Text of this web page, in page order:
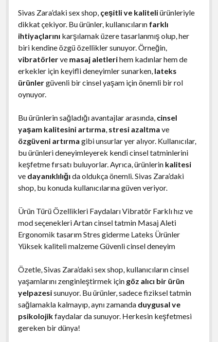
Sivas Zara’daki sex shop, çeşitli ve kaliteliürünleriyle
dikkat çekiyor. Bu ürünler, kullanıcıların farklı
ihtiyaçlarını karşılamak üzere tasarlanmış olup, her
biri kendine özgü özellikler sunuyor. Örneğin,
vibratörlerve masaj aletlerihem kadınlar hem de
erkekler için keyifli deneyimler sunarken, lateks
ürünlergüvenli bir cinsel yaşam için önemli bir rol
oynuyor.
Bu ürünlerin sağladığı avantajlar arasında, cinsel
yaşam kalitesini artırma, stresi azaltma ve
özgüveni artırma gibi unsurlar yer alıyor. Kullanıcılar,
bu ürünleri deneyimleyerek kendi cinsel tatminlerini
keşfetme fırsatı buluyorlar. Ayrıca, ürünlerin kalitesi
ve dayanıklılığı da oldukça önemli. Sivas Zara’daki
shop, bu konuda kullanıcılarına güven veriyor.
Ürün Türü Özellikleri Faydaları Vibratör Farklı hız ve
mod seçenekleri Artan cinsel tatmin Masaj Aleti
Ergonomik tasarım Stres giderme Lateks Ürünler
Yüksek kaliteli malzeme Güvenli cinsel deneyim
Özetle, Sivas Zara’daki sex shop, kullanıcıların cinsel
yaşamlarını zenginleştirmek için göz alıcı bir ürün
yelpazesisunuyor. Bu ürünler, sadece fiziksel tatmin
sağlamakla kalmayıp, aynı zamanda duygusal ve
psikolojikfaydalar da sunuyor. Herkesin keşfetmesi
gereken bir dünya!